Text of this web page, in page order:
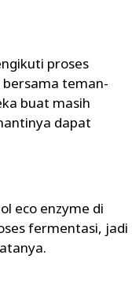
proses
bersama teman-
buat masih
dapat
eco enzyme di
fermentasi, jadi